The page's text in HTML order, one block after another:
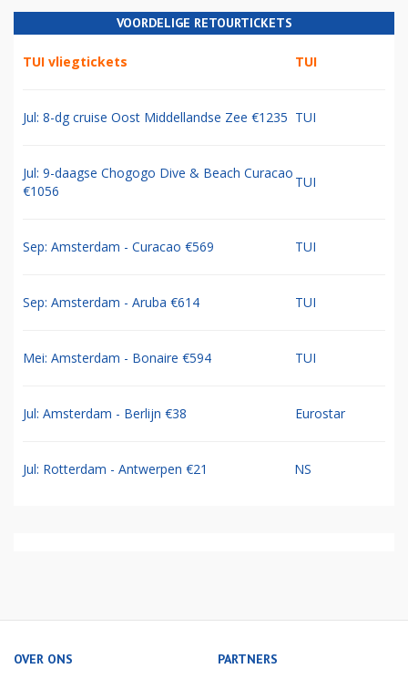
VOORDELIGE RETOURTICKETS
TUI vliegtickets TUI
Jul: 8-dg cruise Oost Middellandse Zee €1235 TUI
Jul: 9-daagse Chogogo Dive & Beach Curacao
€1056
TUI
Sep: Amsterdam - Curacao €569 TUI
Sep: Amsterdam - Aruba €614 TUI
Mei: Amsterdam - Bonaire €594 TUI
Jul: Amsterdam - Berlijn €38 Eurostar
Jul: Rotterdam - Antwerpen €21 NS
OVER ONS PARTNERS